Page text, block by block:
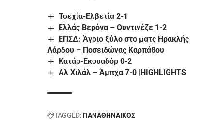
Τσεχία-Ελβετία 2-1
Ελλάς Βερόνα – Ουντινέζε 1-2
ΕΠΣΔ: Άγριο ξύλο στο ματς Ηρακλής
Λάρδου – Ποσειδώνας Καρπάθου
Κατάρ-Εκουαδόρ 0-2
Αλ Χιλάλ – Άμπχα 7-0 |HIGHLIGHTS
TAGGED:ΠΑΝΑΘΗΝΑΙΚΟΣ